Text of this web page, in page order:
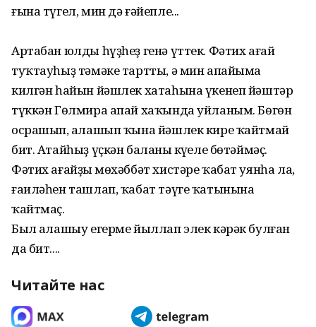
ғына түгел, мин дә ғәйепле...
Артабан юлды һүҙһеҙ генә үттек. Фәтих ағай
туҡтауһыҙ тәмәке тартты, ә мин апайыма
килгән һайын йәшлек хатаһына үкенеп йәштәр
түккән Гөлмира апай хаҡында уйланым. Бөгөн
осрашып, аңлашып ҡына йәшлек кире ҡайтмай
бит. Атайһыҙ үҫкән баланың күңеле бөтәймәҫ.
Фәтих ағайҙың мөхәббәт хистәре ҡабат уянһа ла,
ғаиләһен ташлап, ҡабат тәүге ҡатынына
ҡайтмаҫ.
Был аңлашыу егерме йыллап элек кәрәк булған
да бит....
Читайте нас